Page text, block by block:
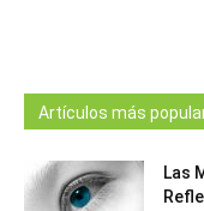
Artículos más
Las